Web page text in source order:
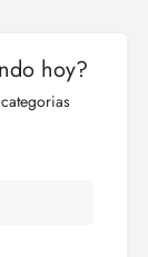
hoy?